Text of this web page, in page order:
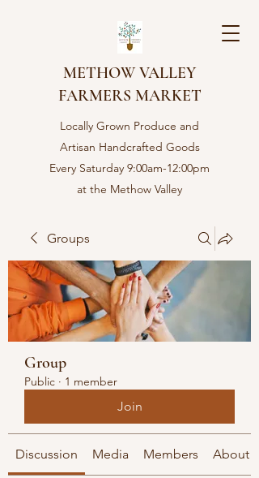
METHOW VALLEY
FARMERS MARKET
Locally Grown Produce and
Artisan Handcrafted Goods
Every Saturday 9:00am-12:00pm
at the Methow Valley
Groups
Group
Public · 1 member
Join
Discussion Media Members About